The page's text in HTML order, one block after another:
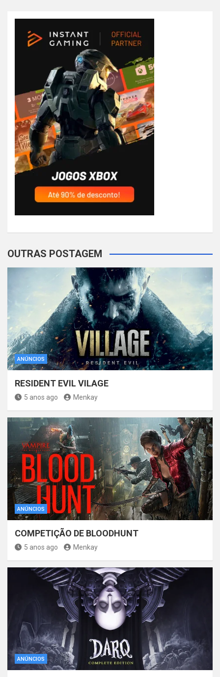
OUTRAS POSTAGEM
ANÚNCIOS
RESIDENT EVIL VILAGE
5 anos ago Menkay
ANÚNCIOS
COMPETIÇÃO DE BLOODHUNT
5 anos ago Menkay
ANÚNCIOS